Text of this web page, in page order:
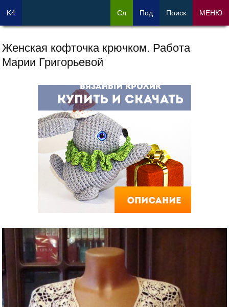
Женская кофточка крючком. Работа
Марии Григорьевой
K4 Сл Под Поиск МЕНЮ